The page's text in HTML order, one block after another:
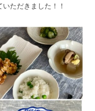
ただきました！！